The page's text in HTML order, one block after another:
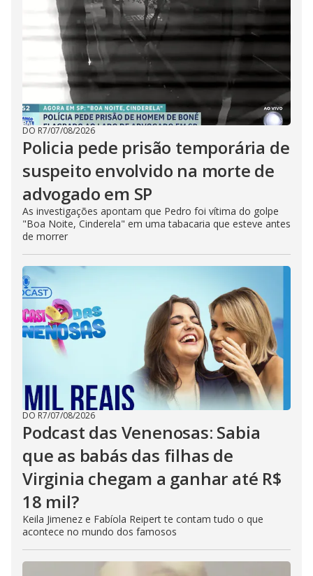
DO R7/07/08/2026
Policia pede prisão temporária de
suspeito envolvido na morte de
advogado em SP
As investigações apontam que Pedro foi vítima do golpe
"Boa Noite, Cinderela" em uma tabacaria que esteve antes
de morrer
DO R7/07/08/2026
Podcast das Venenosas: Sabia
que as babás das filhas de
Virginia chegam a ganhar até R$
18 mil?
Keila Jimenez e Fabíola Reipert te contam tudo o que
acontece no mundo dos famosos